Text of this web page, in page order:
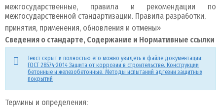
межгосударственные, правила и рекомендации по
межгосударственной стандартизации. Правила разработки,
принятия, применения, обновления и отмены»
Сведения о стандарте, Содержание и Нормативные ссылки
Текст скрыт и полностью его можно увидеть в файле документации:
ГОСТ 28574-2014 Защита от коррозии в строительстве. Конструкции
бетонные и железобетонные. Методы испытаний адгезии защитных
покрытий
Термины и определения: